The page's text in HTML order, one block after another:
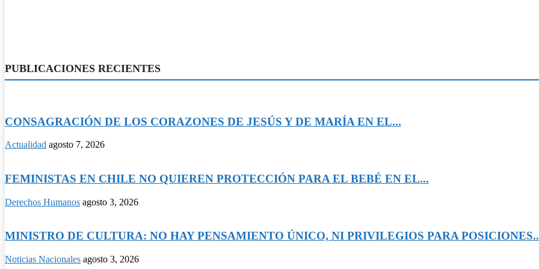
PUBLICACIONES RECIENTES
CONSAGRACIÓN DE LOS CORAZONES DE JESÚS Y DE MARÍA EN EL...
Actualidad agosto 7, 2026
FEMINISTAS EN CHILE NO QUIEREN PROTECCIÓN PARA EL BEBÉ EN EL...
Derechos Humanos agosto 3, 2026
MINISTRO DE CULTURA: NO HAY PENSAMIENTO ÚNICO, NI PRIVILEGIOS PARA
Noticias Nacionales agosto 3, 2026